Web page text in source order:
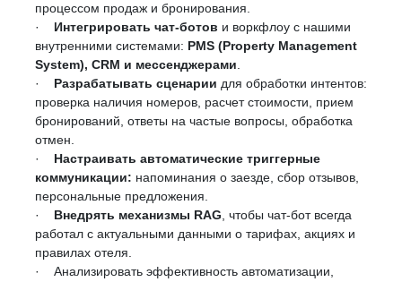
процессом продаж и бронирования.
· Интегрировать чат-ботов и воркфлоу с нашими
внутренними системами: PMS (Property Management
System), CRM и мессенджерами
· Разрабатывать сценарии для обработки интентов:
проверка наличия номеров, расчет стоимости, прием
бронирований, ответы на частые вопросы, обработка
отмен.
·
Настраивать автоматические триггерные
коммуникации: напоминания о заезде, сбор отзывов,
персональные предложения.
· Внедрять механизмы RAG , чтобы чат-бот всегда
работал с актуальными данными о тарифах, акциях и
правилах отеля.
· Анализировать эффективность автоматизации,